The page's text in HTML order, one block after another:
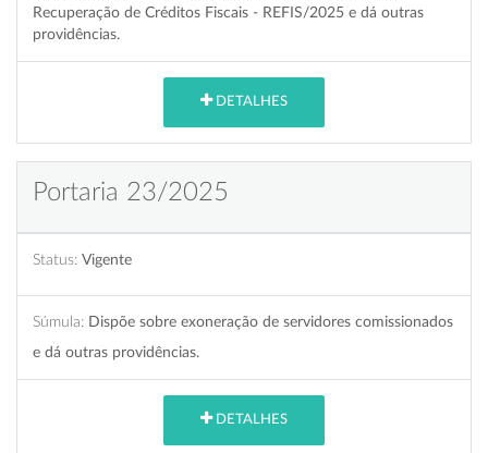
Recuperação de Créditos Fiscais - REFIS/2025 e dá outras
providências.
DETALHES
Portaria 23/2025
Status: Vigente
Súmula: Dispõe sobre exoneração de servidores comissionados
e dá outras providências.
DETALHES